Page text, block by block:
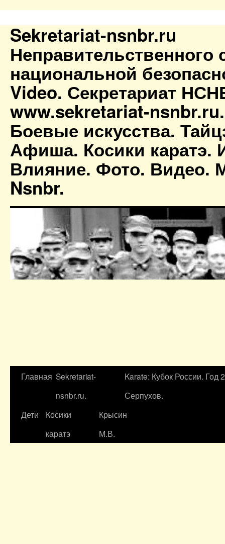
Sekretariat-nsnbr.ru
Неправительственного
национальной
Video. Секретариат
www.sekretariat-
Боевые искусства.
Афиша. Косики каратэ.
Влияние. Фото. Видео.
Nsnbr.
Главная Sekretariat-
nsnbr.ru.
Karate: Кубок России. Год
Серпухов.
Дети
Косики
каратэ
Крысин
М.В.